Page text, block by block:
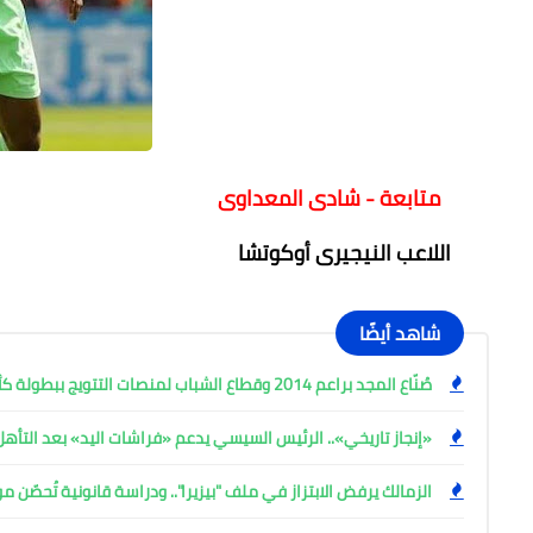
متابعة - شادى المعداوى
اللاعب النيجيرى أوكوتشا
شاهد أيضًا
صُنّاع المجد براعم 2014 وقطاع الشباب لمنصات التتويج ببطولة كأس المستقبل العربي
«إنجاز تاريخي».. الرئيس السيسي يدعم «فراشات اليد» بعد
الزمالك يرفض الابتزاز في ملف "بيزيرا".. ودراسة قانونية تُحصّن